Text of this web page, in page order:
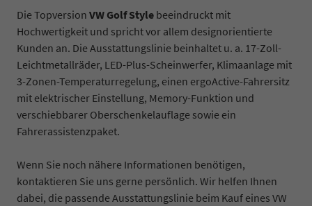
Die Topversion VW Golf Style beeindruckt mit
Hochwertigkeit und spricht vor allem designorientierte
Kunden an. Die Ausstattungslinie beinhaltet u. a. 17-Zoll-
Leichtmetallräder, LED-Plus-Scheinwerfer, Klimaanlage mit
3-Zonen-Temperaturregelung, einen ergoActive-Fahrersitz
mit elektrischer Einstellung, Memory-Funktion und
verschiebbarer Oberschenkelauflage sowie ein
Fahrerassistenzpaket.
Wenn Sie noch nähere Informationen benötigen,
kontaktieren Sie uns gerne persönlich. Wir helfen Ihnen
dabei, die passende Ausstattungslinie beim Kauf eines VW